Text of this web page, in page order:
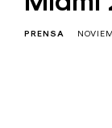
PRENSA